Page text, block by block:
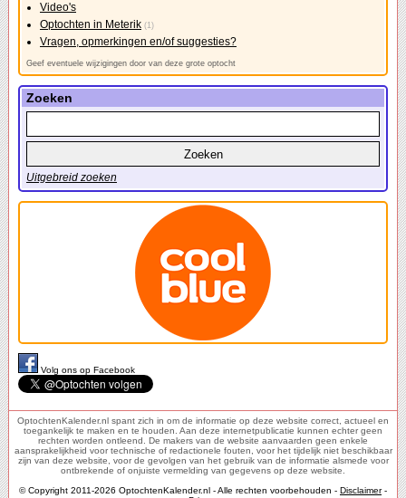
Video's
Optochten in Meterik (1)
Vragen, opmerkingen en/of suggesties?
Geef eventuele wijzigingen door van deze grote optocht
Zoeken
Uitgebreid zoeken
Volg ons op Facebook
OptochtenKalender.nl spant zich in om de informatie op deze website correct, actueel en
toegankelijk te maken en te houden. Aan deze internetpublicatie kunnen echter geen
rechten worden ontleend. De makers van de website aanvaarden geen enkele
aansprakelijkheid voor technische of redactionele fouten, voor het tijdelijk niet beschikbaar
zijn van deze website, voor de gevolgen van het gebruik van de informatie alsmede voor
ontbrekende of onjuiste vermelding van gegevens op deze website.
© Copyright 2011-2026 OptochtenKalender.nl - Alle rechten voorbehouden - Disclaimer-